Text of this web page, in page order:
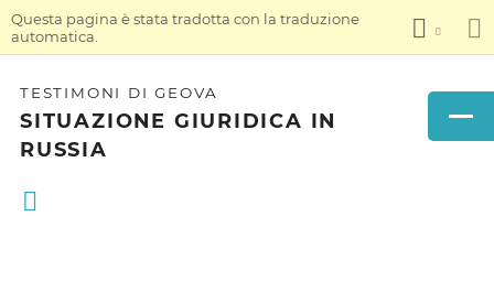
Questa pagina è stata tradotta con la traduzione
automatica.
TESTIMONI DI GEOVA
SITUAZIONE GIURIDICA IN
RUSSIA